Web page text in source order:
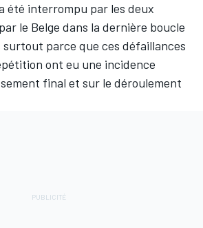
été interrompu par les deux
le Belge dans la dernière boucle
surtout parce que ces défaillances
ont eu une incidence
final et sur le déroulement